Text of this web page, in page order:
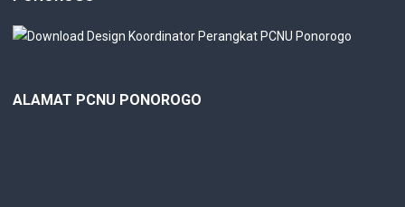
ALAMAT PCNU PONOROGO